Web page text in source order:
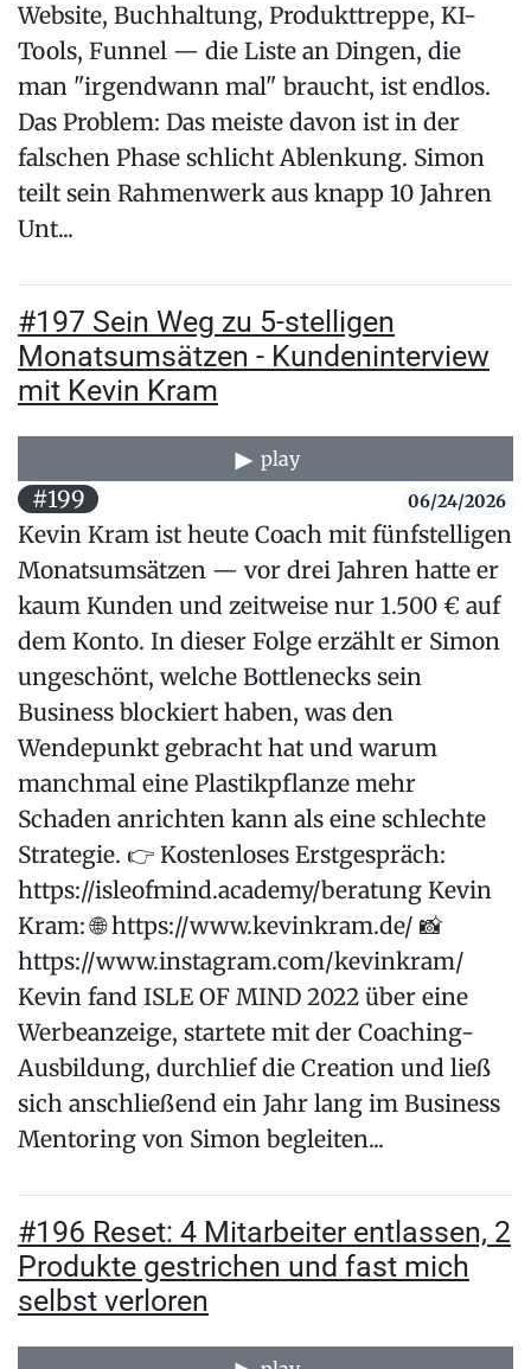
Website, Buchhaltung, Produkttreppe, KI-
Tools, Funnel — die Liste an Dingen, die
man "irgendwann mal" braucht, ist endlos.
Das Problem: Das meiste davon ist in der
falschen Phase schlicht Ablenkung. Simon
teilt sein Rahmenwerk aus knapp 10 Jahren
Unt...
#197 Sein Weg zu 5-stelligen
Monatsumsätzen - Kundeninterview
mit Kevin Kram
play
#199 06/24/2026
Kevin Kram ist heute Coach mit fünfstelligen
Monatsumsätzen — vor drei Jahren hatte er
kaum Kunden und zeitweise nur 1.500 € auf
dem Konto. In dieser Folge erzählt er Simon
ungeschönt, welche Bottlenecks sein
Business blockiert haben, was den
Wendepunkt gebracht hat und warum
manchmal eine Plastikpflanze mehr
Schaden anrichten kann als eine schlechte
Strategie. 👉 Kostenloses Erstgespräch:
https://isleofmind.academy/beratung Kevin
Kram: 🌐 https://www.kevinkram.de/ 📸
https://www.instagram.com/kevinkram/
Kevin fand ISLE OF MIND 2022 über eine
Werbeanzeige, startete mit der Coaching-
Ausbildung, durchlief die Creation und ließ
sich anschließend ein Jahr lang im Business
Mentoring von Simon begleiten...
#196 Reset: 4 Mitarbeiter entlassen, 2
Produkte gestrichen und fast mich
selbst verloren